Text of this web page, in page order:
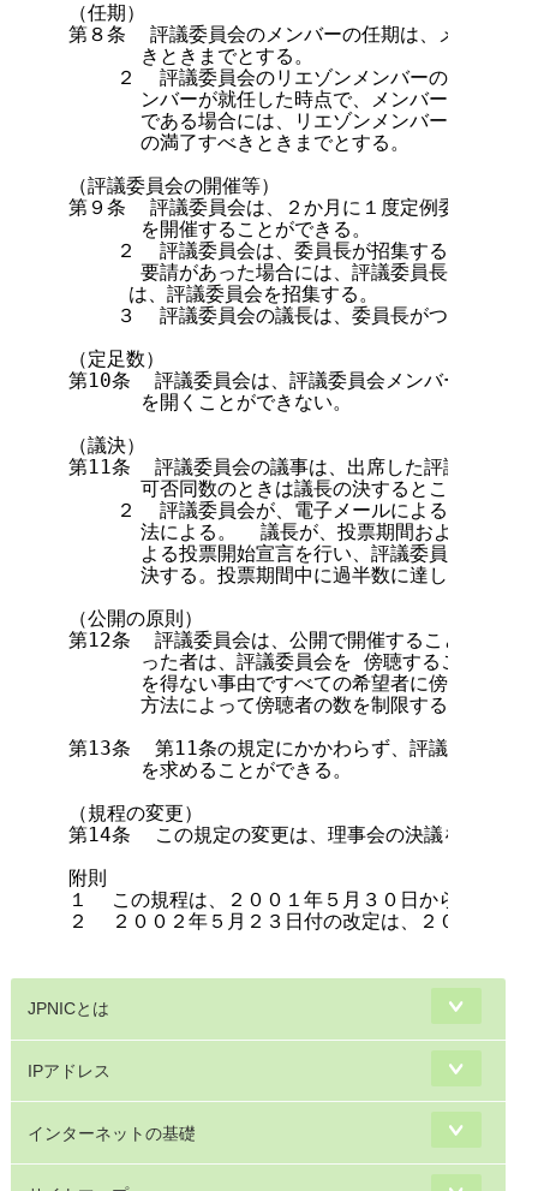
（任期）
第８条  評議委員会のメンバーの任期は、メンバー
      きときまでとする。
２  評議委員会のリエゾンメンバーの任期は、
ンバーが就任した時点で、メンバーである執
である場合には、リエゾンメンバーの任期は
      の満了すべきときまでとする。
（評議委員会の開催等）
第９条  評議委員会は、２か月に１度定例委員会を
      を開催することができる。
２  評議委員会は、委員長が招集する。検討委
要請があった場合には、評議委員長はその適
     は、評議委員会を招集する。
    ３  評議委員会の議長は、委員長がつとめる。
（定足数）
第10条  評議委員会は、評議委員会メンバーの２分
      を開くことができない。
（議決）
第11条  評議委員会の議事は、出席した評議委員会
可否同数のときは議長の決するところによる
２  評議委員会が、電子メールによる議決を行
法による。  議長が、投票期間および議事を
よる投票開始宣言を行い、評議委員会メンバ
決する。投票期間中に過半数に達しない議案
（公開の原則）
第12条  評議委員会は、公開で開催することを原則
った者は、評議委員会を 傍聴することがで
を得ない事由ですべての希望者に傍聴を認め
方法によって傍聴者の数を制限することがで
第13条  第11条の規定にかかわらず、評議委員長が
      を求めることができる。
（規程の変更）
第14条  この規定の変更は、理事会の決議を経て行
附則
１  この規程は、２００１年５月３０日から施行する
２  ２００２年５月２３日付の改定は、２００２年
JPNICとは
IPアドレス
インターネットの基礎